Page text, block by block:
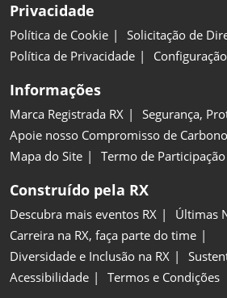
Privacidade
Política de Cookie
Solicitação de
Política de Privacidade
Informações
Marca Registrada RX
Segurança,
Apoie nosso Compromisso de
Mapa do Site
Termo de
Construído pela RX
Descubra mais eventos RX
Últimas
Carreira na RX, faça parte do time
Diversidade e Inclusão na RX
Acessibilidade
Termos e Condições